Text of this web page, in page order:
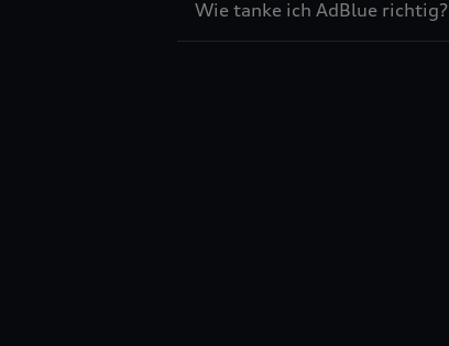
Wie tanke ich AdBlue richtig?